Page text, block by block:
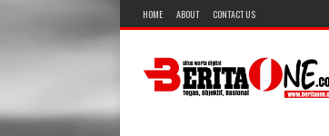
HOME ABOUT CONTACT US